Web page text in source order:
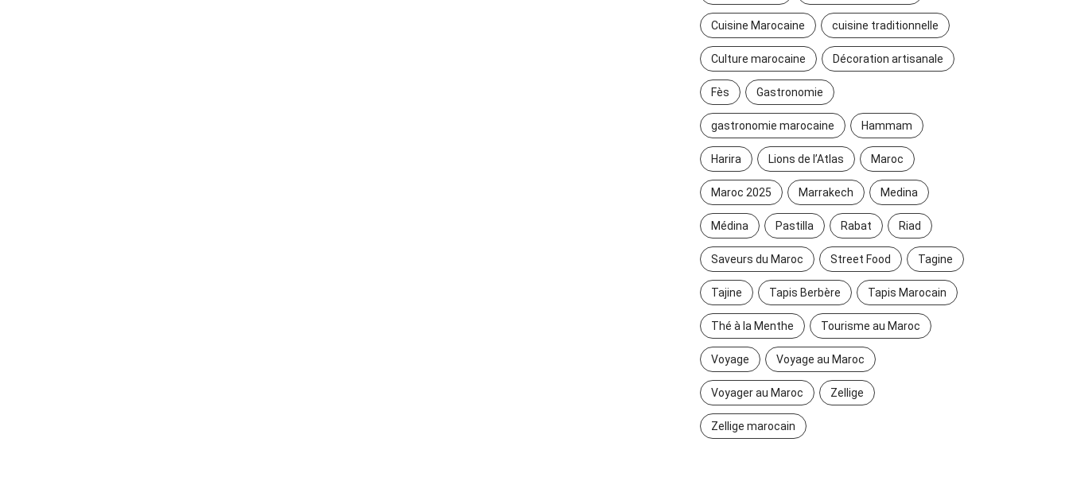
Cuisine Marocaine cuisine traditionnelle
Culture marocaine Décoration artisanale
Fès Gastronomie
gastronomie marocaine Hammam
Harira Lions de l’Atlas Maroc
Maroc 2025 Marrakech Medina
Médina Pastilla Rabat Riad
Saveurs du Maroc Street Food Tagine
Tajine Tapis Berbère Tapis Marocain
Thé à la Menthe Tourisme au Maroc
Voyage Voyage au Maroc
Voyager au Maroc Zellige
Zellige marocain